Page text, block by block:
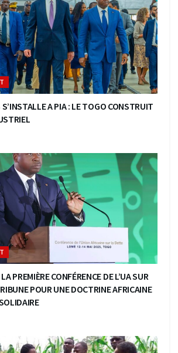
A PIA : LE TOGO CONSTRUIT
PREMIÈRE CONFÉRENCE DE L’UA SUR
POUR UNE DOCTRINE AFRICAINE